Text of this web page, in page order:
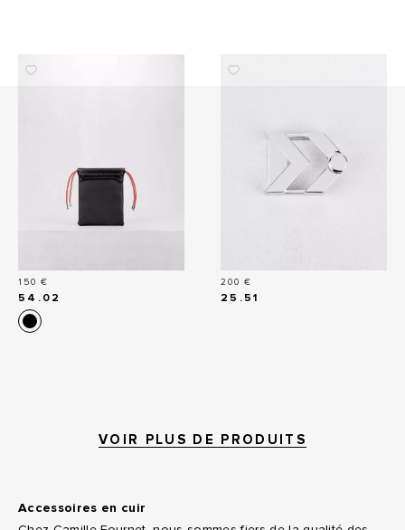
Prix
150 €
54.02
Prix
200 €
25.51
VOIR PLUS DE PRODUITS
Accessoires en cuir